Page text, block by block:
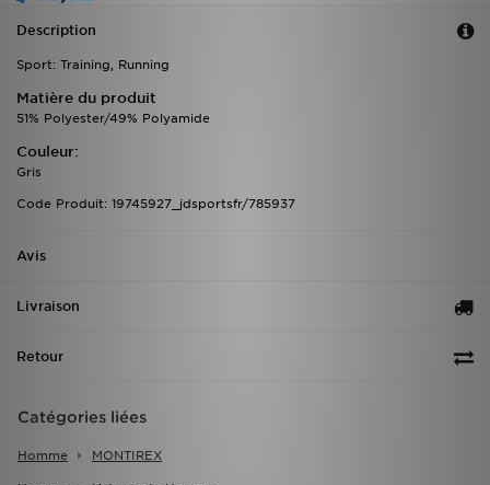
Description
Sport: Training, Running
Matière du produit
51% Polyester/49% Polyamide
Couleur:
Gris
Code Produit: 19745927_jdsportsfr/785937
Avis
Livraison
Retour
Catégories liées
Homme MONTIREX